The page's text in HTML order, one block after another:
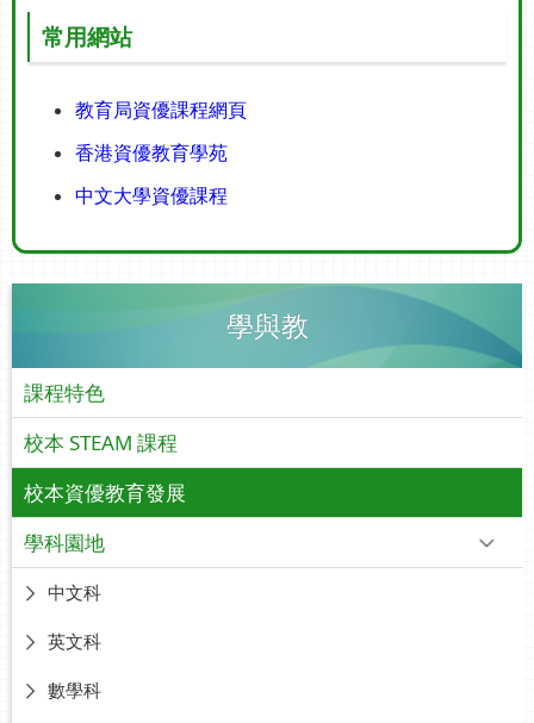
常用網站
教育局資優課程網頁
香港資優教育學苑
中文大學資優課程
學與教
課程特色
校本 STEAM 課程
校本資優教育發展
學科園地
中文科
英文科
數學科